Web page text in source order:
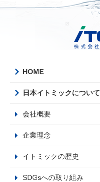
HOME
日本イトミックについて
会社概要
企業理念
イトミックの歴史
SDGsへの取り組み